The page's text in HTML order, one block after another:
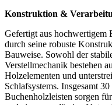
Konstruktion &
Gefertigt aus hochwertigem
durch seine robuste
Bauweise. Sowohl der
Verstellmechanik bestehen
Holzelementen und
Schlafsystems. Insgesamt
Buchenholzleisten sorgen